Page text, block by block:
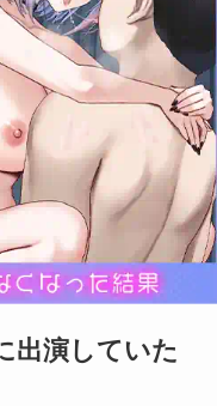
出演していた